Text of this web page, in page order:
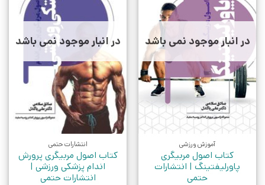
در انبار موجود نمی باشد
آموزش ورزشی
کتاب اصول مربیگری
پاورلیفتینگ | انتشارات
حتمی
در انبار موجود نمی باشد
انتشارات حتمی
کتاب اصول مربیگری پرورش
اندام پزشکی ورزشی |
انتشارات حتمی